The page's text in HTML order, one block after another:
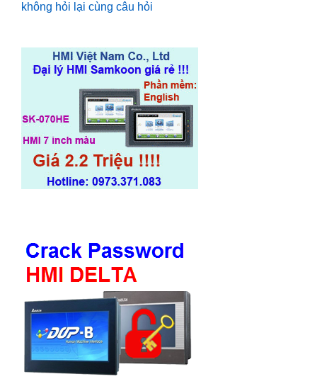
không hỏi lại cùng câu hỏi